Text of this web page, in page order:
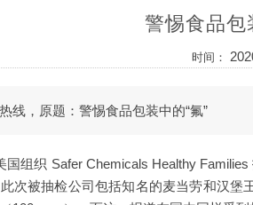
警惕食品包
时间：
线，原题：警惕食品包装中的“氟”
国组织 Safer Chemicals Healthy
次被抽检公司包括知名的麦当劳和汉